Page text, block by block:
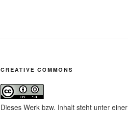
CREATIVE COMMONS
Dieses Werk bzw. Inhalt steht unter einer